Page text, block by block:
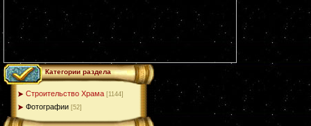
Категории раздела
Строительство Храма [1144]
Фотографии [52]